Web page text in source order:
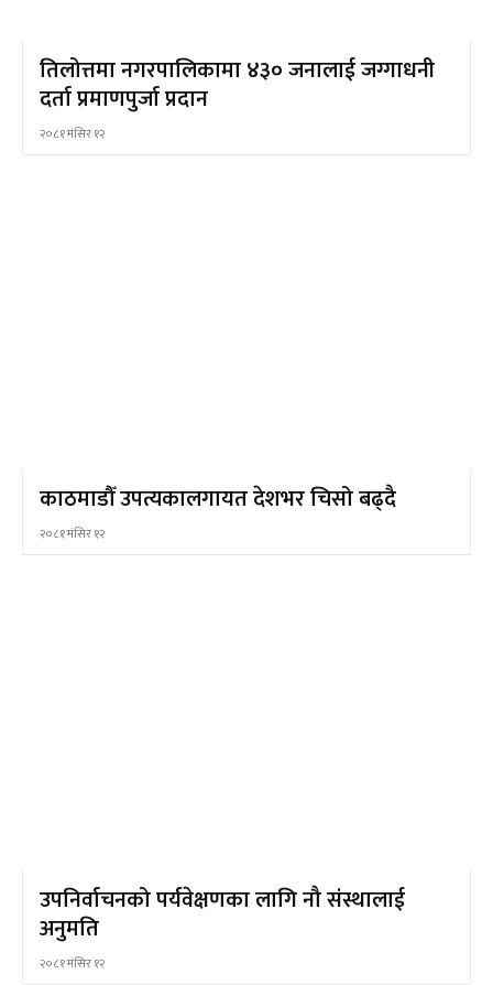
तिलोत्तमा नगरपालिकामा ४३० जनालाई जग्गाधनी
दर्ता प्रमाणपुर्जा प्रदान
२०८१ मंसिर १२
काठमाडौँ उपत्यकालगायत देशभर चिसो बढ्दै
२०८१ मंसिर १२
उपनिर्वाचनको पर्यवेक्षणका लागि नौ संस्थालाई
अनुमति
२०८१ मंसिर १२